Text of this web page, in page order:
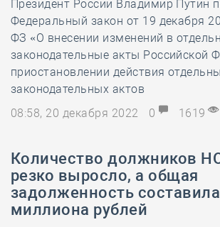
Президент России Владимир Путин
Федеральный закон от 19 декабря
ФЗ «О внесении изменений в
законодательные акты Российской
приостановлении действия
законодательных актов
08:58, 20 декабря 2022
0 1619
Количество должников
резко выросло, а общая
задолженность
миллиона рублей